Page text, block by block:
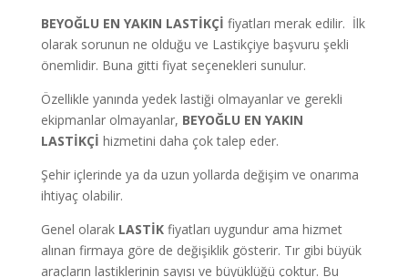
BEYOĞLU EN YAKIN LASTİKÇİ fiyatları merak edilir. İlk
olarak sorunun ne olduğu ve Lastikçiye başvuru şekli
önemlidir. Buna gitti fiyat seçenekleri sunulur.
Özellikle yanında yedek lastiği olmayanlar ve gerekli
ekipmanlar olmayanlar, BEYOĞLU EN YAKIN
LASTİKÇİ hizmetini daha çok talep eder.
Şehir içlerinde ya da uzun yollarda değişim ve onarıma
ihtiyaç olabilir.
Genel olarak LASTİK fiyatları uygundur ama hizmet
alınan firmaya göre de değişiklik gösterir. Tır gibi büyük
araçların lastiklerinin sayısı ve büyüklüğü çoktur. Bu